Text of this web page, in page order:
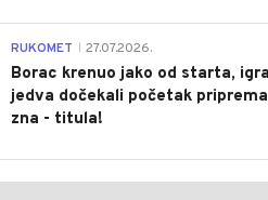
RUKOMET 27.07.2026.
Borac krenuo jako od starta,
jedva dočekali početak
zna - titula!